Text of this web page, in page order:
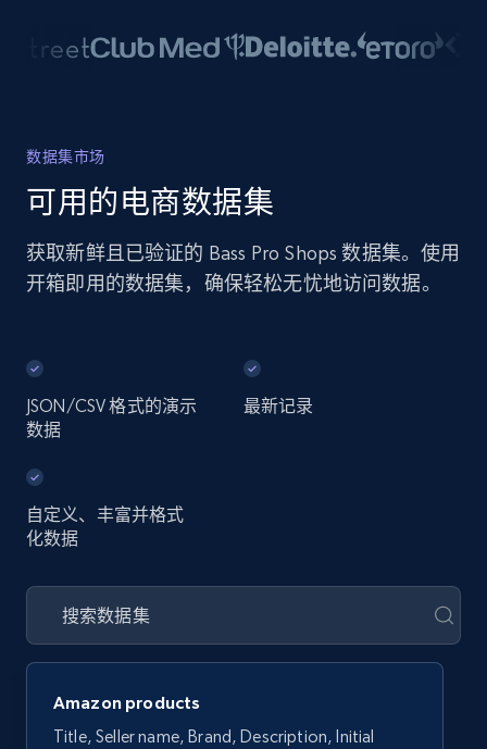
数据集市场
可用的电商数据集
获取新鲜且已验证的 Bass Pro Shops 数据集。使用
开箱即用的数据集，确保轻松无忧地访问数据。
JSON/CSV 格式的演示
数据
最新记录
自定义、丰富并格式
化数据
Amazon products
Title, Seller name, Brand, Description, Initial